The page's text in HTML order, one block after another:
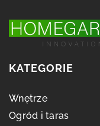
KATEGORIE
Wnętrze
Ogród i taras